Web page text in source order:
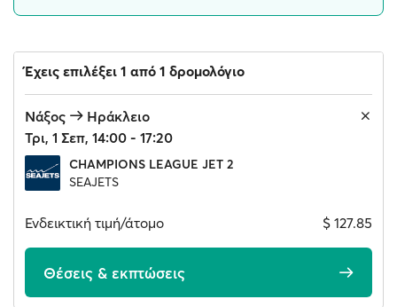
Έχεις επιλέξει 1 από 1 δρομολόγιο
Νάξος
Ηράκλειο
Τρι, 1 Σεπ, 14:00 - 17:20
CHAMPIONS LEAGUE JET 2
SEAJETS
Ενδεικτική τιμή/άτομο $ 127.85
Θέσεις & εκπτώσεις